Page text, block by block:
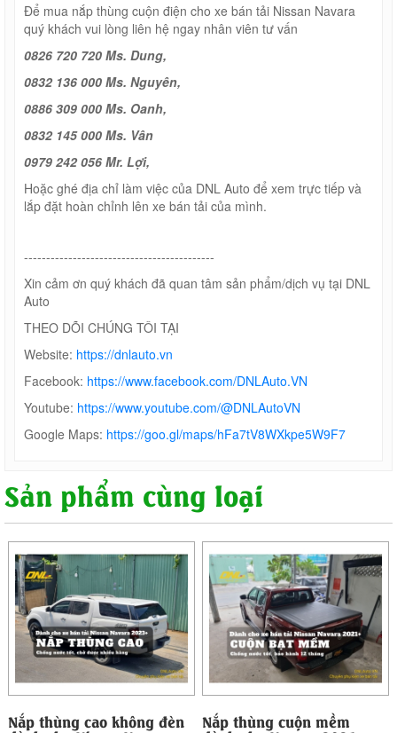
Để mua nắp thùng cuộn điện cho xe bán tải Nissan Navara
quý khách vui lòng liên hệ ngay nhân viên tư vấn
0826 720 720 Ms. Dung,
0832 136 000 Ms. Nguyên,
0886 309 000 Ms. Oanh,
0832 145 000 Ms. Vân
0979 242 056 Mr. Lợi,
Hoặc ghé địa chỉ làm việc của DNL Auto để xem trực tiếp và
lắp đặt hoàn chỉnh lên xe bán tải của mình.
-------------------------------------------
Xin cảm ơn quý khách đã quan tâm sản phẩm/dịch vụ tại DNL
Auto
THEO DÕI CHÚNG TÔI TẠI
Website: https://dnlauto.vn
Facebook: https://www.facebook.com/DNLAuto.VN
Youtube: https://www.youtube.com/@DNLAutoVN
Google Maps: https://goo.gl/maps/hFa7tV8WXkpe5W9F7
Sản phẩm cùng loại
Nắp thùng cao không đèn Nắp thùng cuộn mềm